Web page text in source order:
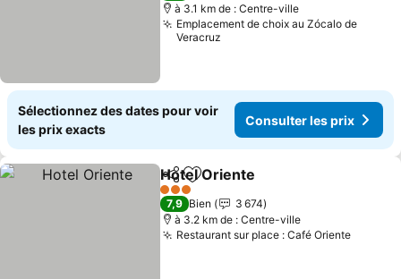
à 3.1 km de : Centre-ville
Emplacement de choix au Zócalo de
Veracruz
Sélectionnez des dates pour voir
les prix exacts
Consulter les prix
PartagerAjouter à mes favoris
Hotel Oriente
3 Étoiles
7,9 Bien
3 674
à 3.2 km de : Centre-ville
Restaurant sur place : Café Oriente